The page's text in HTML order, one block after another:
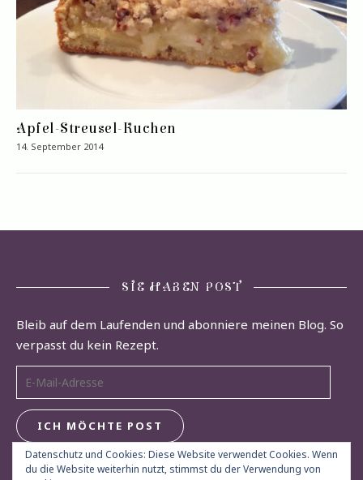
Apfel-Streusel-Kuchen
14. September 2014
SIE HABEN POST
Bleib auf dem Laufenden und abonniere meinen Blog. So
verpasst du kein Rezept.
E-Mail-Adresse
ICH MÖCHTE POST
Datenschutz und Cookies: Diese Website verwendet Cookies. Wenn
du die Website weiterhin nutzt, stimmst du der Verwendung von